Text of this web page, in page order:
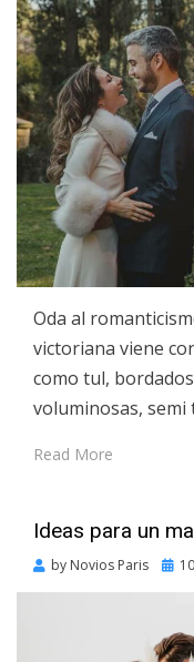
Oda al
victoriana viene
como tul,
voluminosas,
Read More
Ideas para un
by Novios Paris